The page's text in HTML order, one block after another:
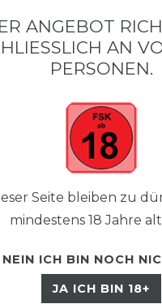
ANGEBOT
AN
ERSONEN.
Seite bleiben zu
mindestens 18 Jahre alt
NEIN ICH BIN NOCH
JA ICH BIN 18+